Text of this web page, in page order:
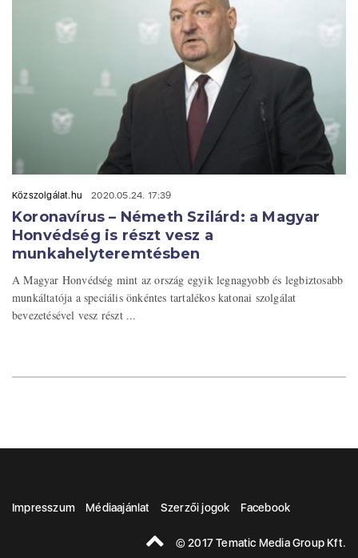
Közszolgálat.hu 2020.05.24. 17:39
Koronavírus – Németh Szilárd: a Magyar
Honvédség is részt vesz a
munkahelyteremtésben
A Magyar Honvédség mint az ország egyik legnagyobb és legbiztosabb
munkáltatója a speciális önkéntes tartalékos katonai szolgálat
bevezetésével vesz részt ...
Impresszum Médiaajánlat Szerzői jogok Facebook
© 2017 Tematic Media Group Kft.